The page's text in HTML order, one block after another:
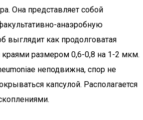
Она представляет собой
анаэробную
выглядит как продолговатая
размером 0,6-0,8 на 1-2 мкм.
неподвижна, спор не
капсулой. Располагается